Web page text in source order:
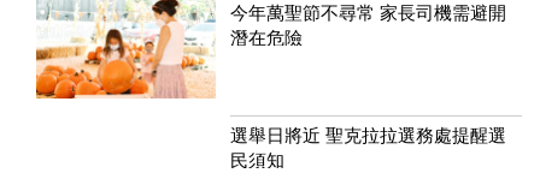
今年萬聖節不尋常 家長司機需避開
潛在危險
選舉日將近 聖克拉拉選務處提醒選
民須知